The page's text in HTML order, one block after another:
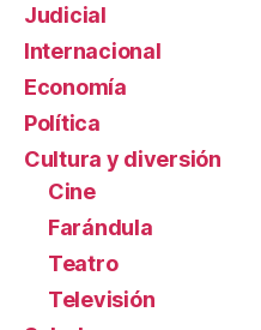
Judicial
Internacional
Economía
Política
Cultura y diversión
Cine
Farándula
Teatro
Televisión